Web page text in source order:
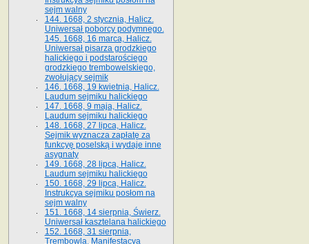
sejm walny
144. 1668, 2 stycznia, Halicz.
Uniwersał poborcy podymnego.
145. 1668, 16 marca, Halicz.
Uniwersał pisarza grodzkiego
halickiego i podstarościego
grodzkiego trembowelskiego,
zwołujący sejmik
146. 1668, 19 kwietnia, Halicz.
Laudum sejmiku halickiego
147. 1668, 9 maja, Halicz.
Laudum sejmiku halickiego
148. 1668, 27 lipca, Halicz.
Sejmik wyznacza zapłatę za
funkcyę poselską i wydaje inne
asygnaty
149. 1668, 28 lipca, Halicz.
Laudum sejmiku halickiego
150. 1668, 29 lipca, Halicz.
Instrukcya sejmiku posłom na
sejm walny
151. 1668, 14 sierpnia, Świerz.
Uniwersał kasztelana halickiego
152. 1668, 31 sierpnia,
Trembowla. Manifestacya